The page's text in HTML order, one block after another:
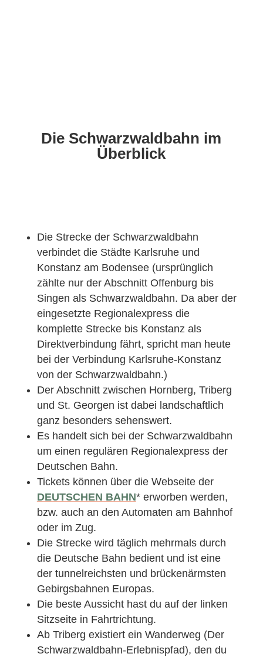
Die Schwarzwaldbahn im
Überblick
Die Strecke der Schwarzwaldbahn
verbindet die Städte Karlsruhe und
Konstanz am Bodensee (ursprünglich
zählte nur der Abschnitt Offenburg bis
Singen als Schwarzwaldbahn. Da aber der
eingesetzte Regionalexpress die
komplette Strecke bis Konstanz als
Direktverbindung fährt, spricht man heute
bei der Verbindung Karlsruhe-Konstanz
von der Schwarzwaldbahn.)
Der Abschnitt zwischen Hornberg, Triberg
und St. Georgen ist dabei landschaftlich
ganz besonders sehenswert.
Es handelt sich bei der Schwarzwaldbahn
um einen regulären Regionalexpress der
Deutschen Bahn.
Tickets können über die Webseite der
DEUTSCHEN BAHN* erworben werden,
bzw. auch an den Automaten am Bahnhof
oder im Zug.
Die Strecke wird täglich mehrmals durch
die Deutsche Bahn bedient und ist eine
der tunnelreichsten und brückenärmsten
Gebirgsbahnen Europas.
Die beste Aussicht hast du auf der linken
Sitzseite in Fahrtrichtung.
Ab Triberg existiert ein Wanderweg (Der
Schwarzwaldbahn-Erlebnispfad), den du